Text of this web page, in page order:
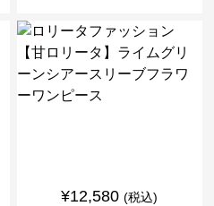
¥12,580 (税込)